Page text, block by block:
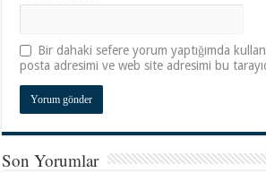
Bir dahaki sefere yorum yaptığımda
posta adresimi ve web site adresimi bu
Son Yorumlar